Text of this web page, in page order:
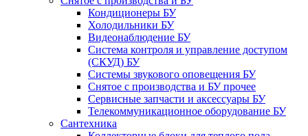
Кондиционеры БУ
Холодильники БУ
Видеонаблюдение БУ
Система контроля и управление доступом
(СКУД) БУ
Системы звукового оповещения БУ
Снятое с производства и БУ прочее
Сервисные запчасти и аксессуары БУ
Телекоммуникационное оборудование БУ
Сантехника